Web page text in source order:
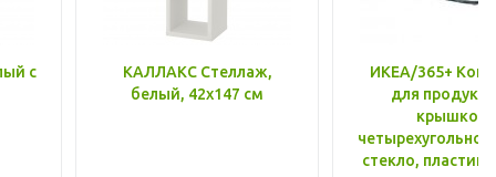
с
КАЛЛАКС Стеллаж,
белый, 42x147 см
ИКЕА/365+
для
крышкой,
стекло, пластик